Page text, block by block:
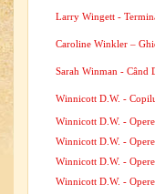
Larry Wingett -
Caroline Winkler –
Sarah Winman - Când
Winnicott D.W. -
Winnicott D.W. -
Winnicott D.W. -
Winnicott D.W. -
Winnicott D.W. -